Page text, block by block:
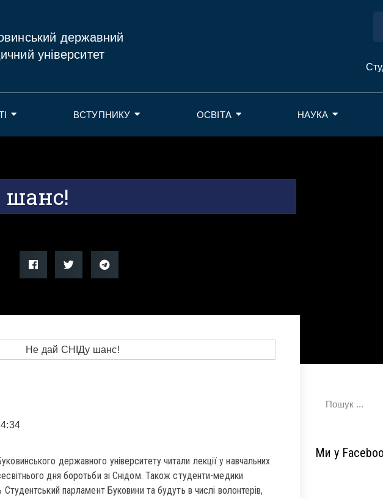
державний
університет
ВСТУПНИКУ ОСВІТА НАУКА
шанс!
державного університету читали лекції у навчальних
дня боротьби зі Снідом. Також студенти-медики
парламент Буковини та будуть в числі волонтерів,
Ми у